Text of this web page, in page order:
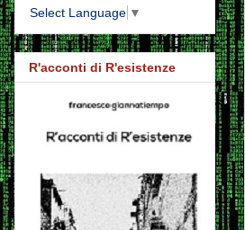
Select Language ▼
R'acconti di R'esistenze